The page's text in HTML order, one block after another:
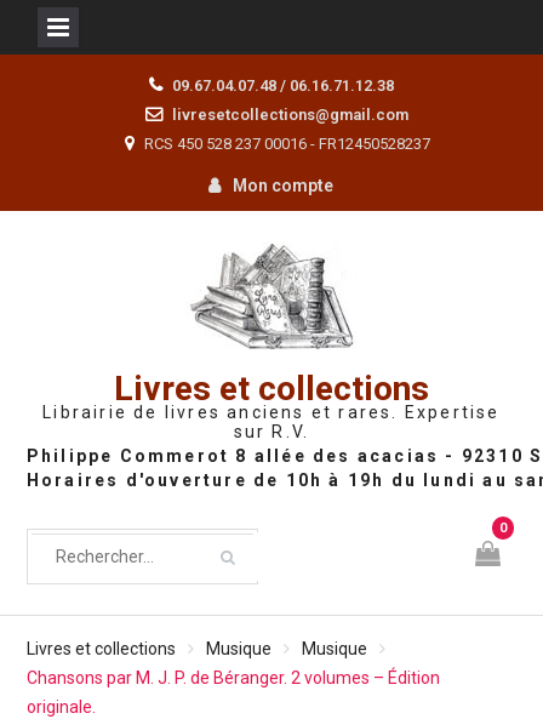
09.67.04.07.48 / 06.16.71.12.38
livresetcollections@gmail.com
RCS 450 528 237 00016 - FR12450528237
Mon compte
Livres et collections
Librairie de livres anciens et rares. Expertise
sur R.V.
0
Livres et collections Musique
Musique
Chansons par M. J. P. de Béranger. 2 volumes – Édition
originale.